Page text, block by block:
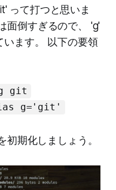
って打つと思いま
面倒すぎるので、 'g'
います。 以下の要領
git
g='git'
期化しましょう。